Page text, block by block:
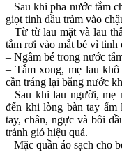
– Sau khi pha nước tắm
giọt tinh dầu tràm vào
– Từ từ lau mặt và lau
tắm rơi vào mắt bé vì tinh
– Ngâm bé trong nước
– Tắm xong, mẹ lau
cần tráng lại bằng nước
– Sau khi lau người, mẹ
đến khi lòng bàn tay ấm
tay, chân, ngực và bôi
tránh gió hiệu quả.
– Mặc quần áo sạch cho